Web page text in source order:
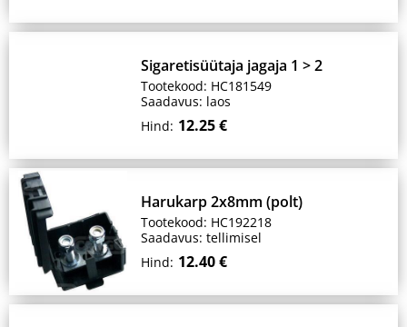
Sigaretisüütaja jagaja 1 > 2
Tootekood: HC181549
Saadavus: laos
Hind: 12.25 €
Harukarp 2x8mm (polt)
Tootekood: HC192218
Saadavus: tellimisel
Hind: 12.40 €